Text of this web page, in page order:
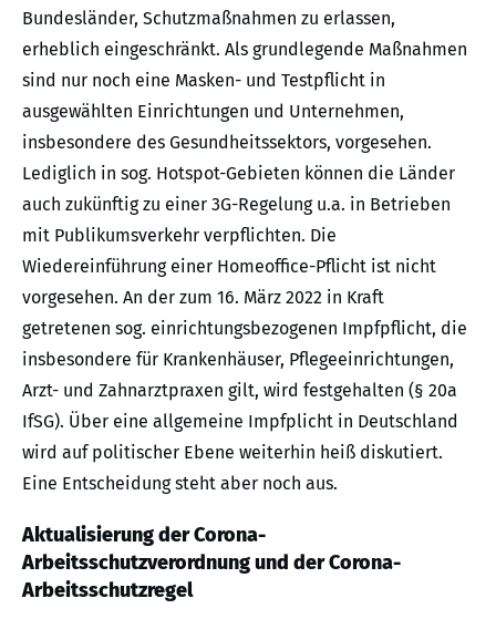
Bundesländer, Schutzmaßnahmen zu erlassen,
erheblich eingeschränkt. Als grundlegende Maßnahmen
sind nur noch eine Masken- und Testpflicht in
ausgewählten Einrichtungen und Unternehmen,
insbesondere des Gesundheitssektors, vorgesehen.
Lediglich in sog. Hotspot-Gebieten können die Länder
auch zukünftig zu einer 3G-Regelung u.a. in Betrieben
mit Publikumsverkehr verpflichten. Die
Wiedereinführung einer Homeoffice-Pflicht ist nicht
vorgesehen. An der zum 16. März 2022 in Kraft
getretenen sog. einrichtungsbezogenen Impfpflicht, die
insbesondere für Krankenhäuser, Pflegeeinrichtungen,
Arzt- und Zahnarztpraxen gilt, wird festgehalten (§ 20a
IfSG). Über eine allgemeine Impfplicht in Deutschland
wird auf politischer Ebene weiterhin heiß diskutiert.
Eine Entscheidung steht aber noch aus.
Aktualisierung der Corona-
Arbeitsschutzverordnung und der Corona-
Arbeitsschutzregel